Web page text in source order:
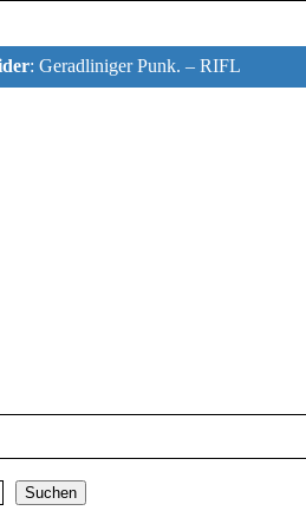
: Geradliniger Punk. – RIFL
Suchen